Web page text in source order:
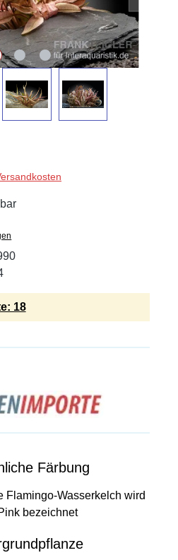
18
Färbung
Flamingo-Wasserkelch wird
bezeichnet